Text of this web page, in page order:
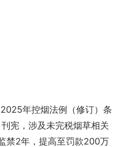
年控烟法例（修订）条
宪，涉及未完税烟草相关
禁2年，提高至罚款200万